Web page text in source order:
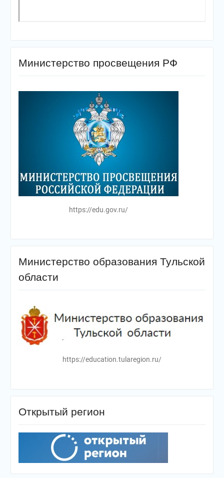
Министерство просвещения РФ
https://edu.gov.ru/
Министерство образования Тульской
области
https://education.tularegion.ru/
Открытый регион